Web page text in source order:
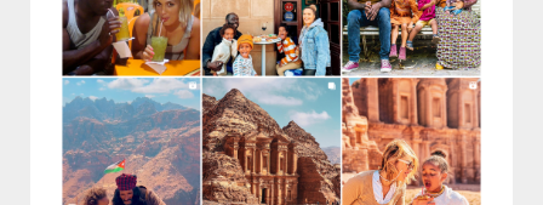
Calendrier de l'Avent
Sébastien Gaudard